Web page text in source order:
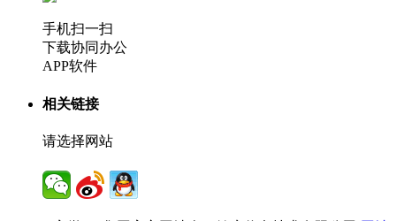
手机扫一扫
下载协同办公
APP软件
相关链接
请选择网站